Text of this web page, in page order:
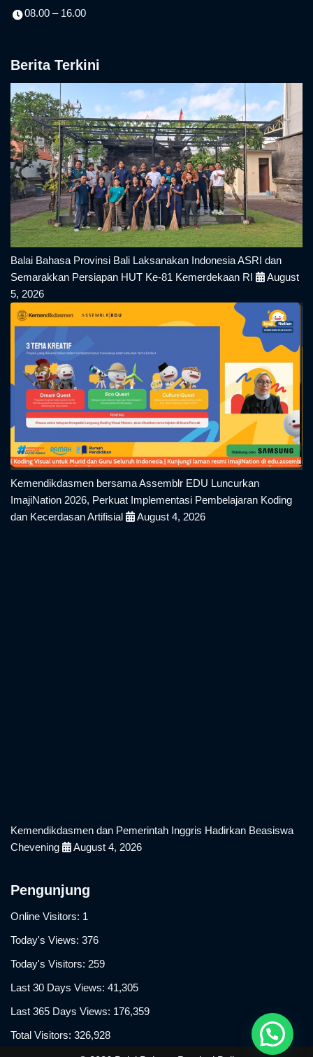
(0361) 461714
(0361) 463656
+628113882041
08.00 – 16.00
Berita Terkini
Balai Bahasa Provinsi Bali Laksanakan Indonesia ASRI dan
Semarakkan Persiapan HUT Ke-81 Kemerdekaan RI
August
5, 2026
Kemendikdasmen dan Pemerintah Inggris Hadirkan Beasiswa
Chevening
August 4, 2026
Pengunjung
Online Visitors: 1
Today's Views: 376
Today's Visitors: 259
Last 30 Days Views: 41,305
Last 365 Days Views: 176,359
Total Visitors: 326,928